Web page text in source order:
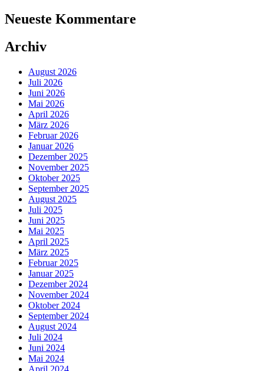
Neueste Kommentare
Archiv
August 2026
Juli 2026
Juni 2026
Mai 2026
April 2026
März 2026
Februar 2026
Januar 2026
Dezember 2025
November 2025
Oktober 2025
September 2025
August 2025
Juli 2025
Juni 2025
Mai 2025
April 2025
März 2025
Februar 2025
Januar 2025
Dezember 2024
November 2024
Oktober 2024
September 2024
August 2024
Juli 2024
Juni 2024
Mai 2024
April 2024